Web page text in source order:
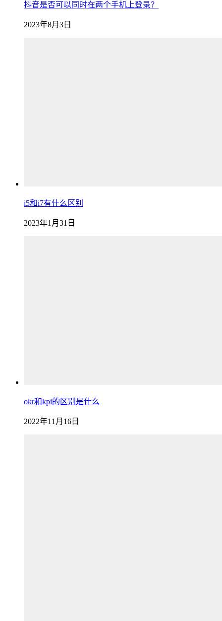
抖音是否可以同时在两个手机上登录？
2023年8月3日
i5和i7有什么区别
2023年1月31日
okr和kpi的区别是什么
2022年11月16日